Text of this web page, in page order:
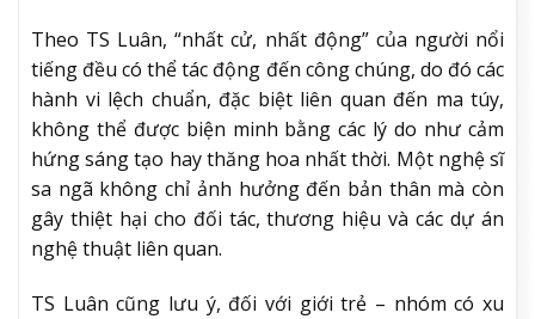
Theo TS Luân, “nhất cử, nhất động” của người nổi
tiếng đều có thể tác động đến công chúng, do đó các
hành vi lệch chuẩn, đặc biệt liên quan đến ma túy,
không thể được biện minh bằng các lý do như cảm
hứng sáng tạo hay thăng hoa nhất thời. Một nghệ sĩ
sa ngã không chỉ ảnh hưởng đến bản thân mà còn
gây thiệt hại cho đối tác, thương hiệu và các dự án
nghệ thuật liên quan.
TS Luân cũng lưu ý, đối với giới trẻ – nhóm có xu